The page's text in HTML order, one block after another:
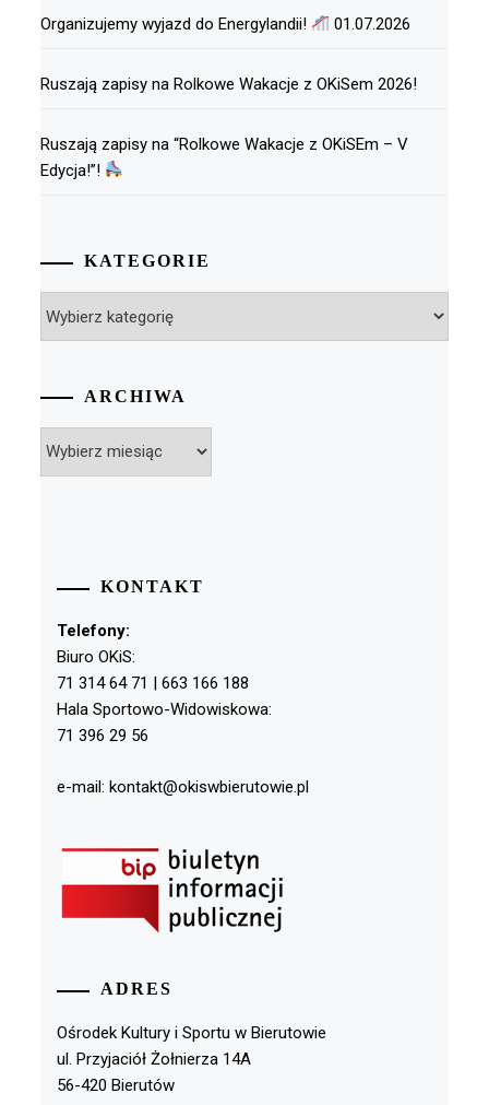
Organizujemy wyjazd do Energylandii! 01.07.2026
Ruszają zapisy na Rolkowe Wakacje z OKiSem 2026!
Ruszają zapisy na “Rolkowe Wakacje z OKiSEm – V
Edycja!”!
KATEGORIE
ARCHIWA
KONTAKT
Telefony:
Biuro OKiS:
71 314 64 71 | 663 166 188
Hala Sportowo-Widowiskowa:
71 396 29 56
e-mail: kontakt@okiswbierutowie.pl
ADRES
Ośrodek Kultury i Sportu w Bierutowie
ul. Przyjaciół Żołnierza 14A
56-420 Bierutów